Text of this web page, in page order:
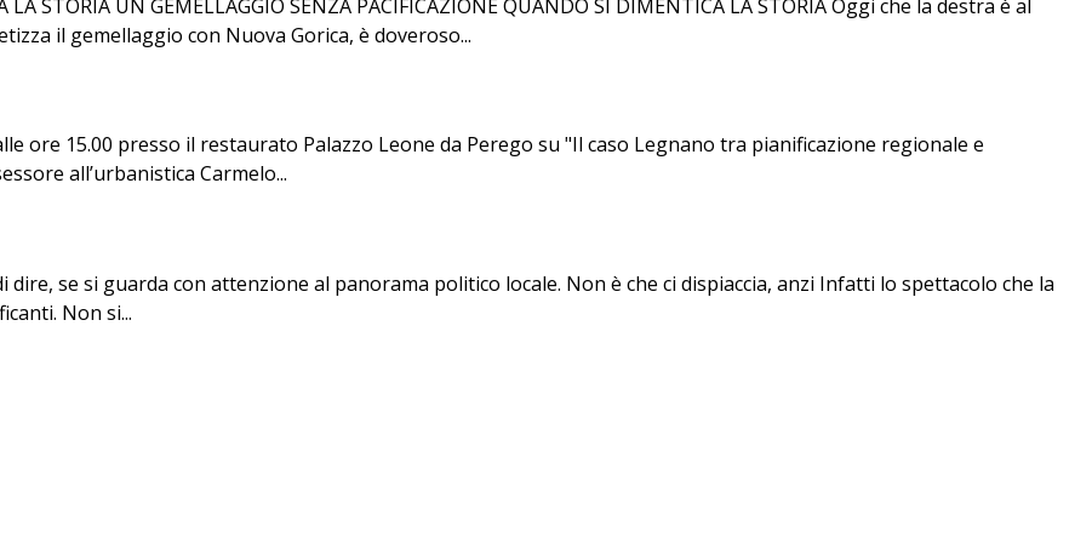
STORIA UN GEMELLAGGIO SENZA PACIFICAZIONE QUANDO SI DIMENTICA LA STORIA Oggi che la destra è al
il gemellaggio con Nuova Gorica, è doveroso...
ore 15.00 presso il restaurato Palazzo Leone da Perego su "Il caso Legnano tra pianificazione regionale e
all’urbanistica Carmelo...
se si guarda con attenzione al panorama politico locale. Non è che ci dispiaccia, anzi Infatti lo spettacolo che la
Non si...